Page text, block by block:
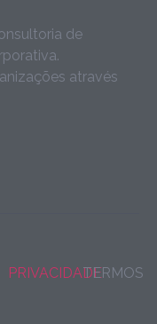
de
através
PRIVACIDADETERMOS